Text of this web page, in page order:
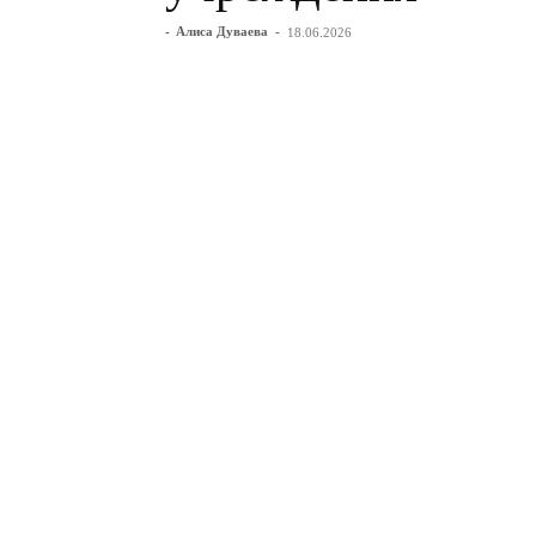
- Алиса Дуваева - 18.06.2026